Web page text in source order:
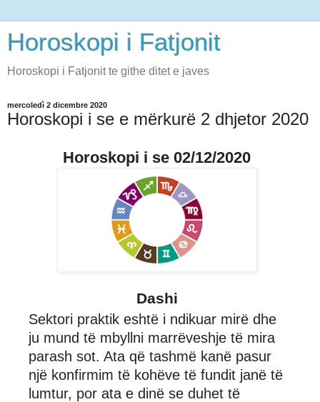
Horoskopi i Fatjonit
Horoskopi i Fatjonit te githe ditet e javes
mercoledì 2 dicembre 2020
Horoskopi i se e mërkurë 2 dhjetor 2020
Horoskopi i se 02/12/2020
Dashi
Sektori praktik eshtë i ndikuar mirë dhe
ju mund të mbyllni marrëveshje të mira
parash sot. Ata që tashmë kanë pasur
një konfirmim të kohëve të fundit janë të
lumtur, por ata e dinë se duhet të